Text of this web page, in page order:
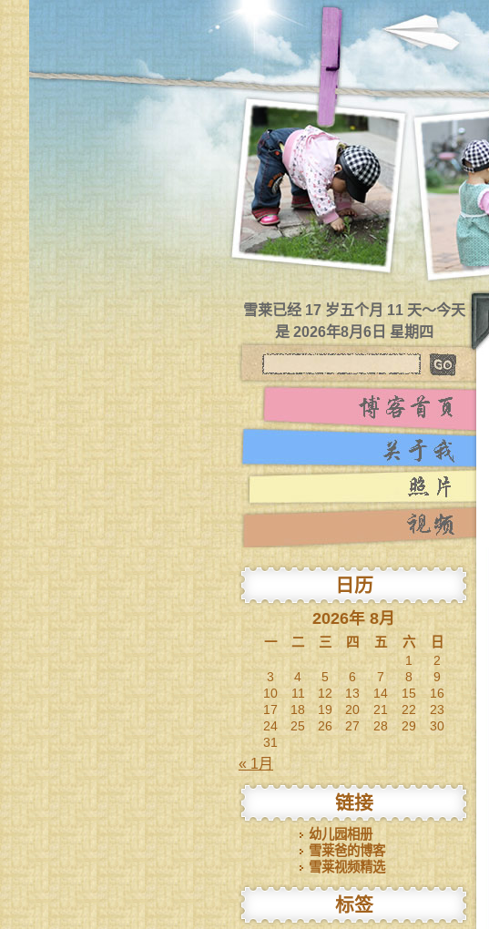
雪莱已经 17 岁五个月 11 天～今天
是 2026年8月6日 星期四
日历
2026年 8月
一 二 三 四 五 六
日
1
2
3
4 5 6 7 8
9
10
11 12 13 14 15
16
17
18 19 20 21 22
23
24
25 26 27 28 29
30
31
« 1月
链接
幼儿园相册
雪莱爸的博客
雪莱视频精选
标签